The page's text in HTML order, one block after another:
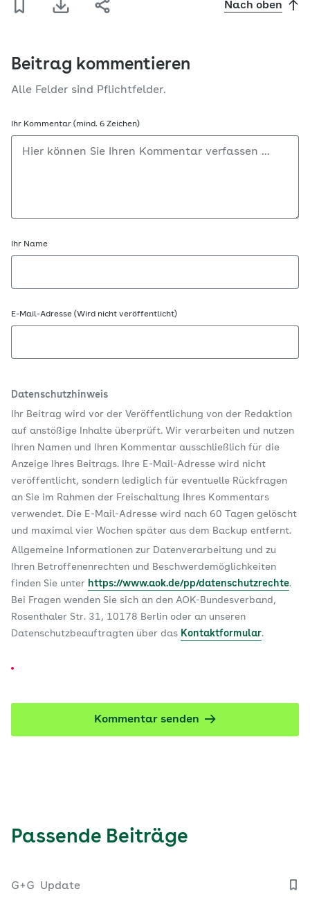
Nach oben
Beitrag kommentieren
Alle Felder sind Pflichtfelder.
Ihr Kommentar (mind. 6 Zeichen)
Ihr Name
E-Mail-Adresse (Wird nicht veröffentlicht)
Datenschutzhinweis
Ihr Beitrag wird vor der Veröffentlichung von der Redaktion
auf anstößige Inhalte überprüft. Wir verarbeiten und nutzen
Ihren Namen und Ihren Kommentar ausschließlich für die
Anzeige Ihres Beitrags. Ihre E-Mail-Adresse wird nicht
veröffentlicht, sondern lediglich für eventuelle Rückfragen
an Sie im Rahmen der Freischaltung Ihres Kommentars
verwendet. Die E-Mail-Adresse wird nach 60 Tagen gelöscht
und maximal vier Wochen später aus dem Backup entfernt.
Allgemeine Informationen zur Datenverarbeitung und zu
Ihren Betroffenenrechten und Beschwerdemöglichkeiten
finden Sie unter https://www.aok.de/pp/datenschutzrechte.
Bei Fragen wenden Sie sich an den AOK-Bundesverband,
Rosenthaler Str. 31, 10178 Berlin oder an unseren
Datenschutzbeauftragten über das Kontaktformular.
Kommentar senden
Passende Beiträge
G+G Update